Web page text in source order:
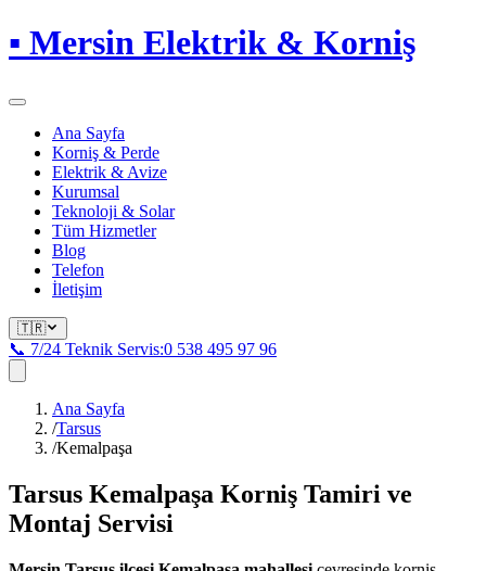
▪ Mersin Elektrik & Korniş
Ana Sayfa
Korniş & Perde
Elektrik & Avize
Kurumsal
Teknoloji & Solar
Tüm Hizmetler
Blog
Telefon
İletişim
🇹🇷
📞 7/24 Teknik Servis:0 538 495 97 96
Ana Sayfa
/Tarsus
/Kemalpaşa
Tarsus Kemalpaşa Korniş Tamiri ve
Montaj Servisi